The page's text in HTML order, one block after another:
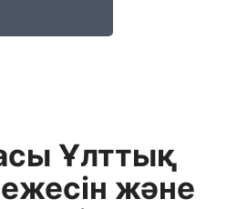
Ұлттық
және